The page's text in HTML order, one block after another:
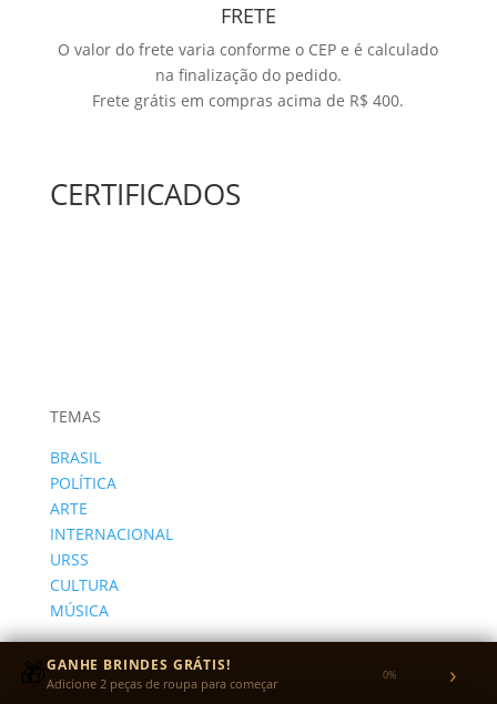
FRETE
O valor do frete varia conforme o CEP e é calculado
na finalização do pedido.
Frete grátis em compras acima de R$ 400.
CERTIFICADOS
TEMAS
BRASIL
POLÍTICA
ARTE
INTERNACIONAL
URSS
CULTURA
MÚSICA
DESENVOLVIDO POR:
🎁GANHE BRINDES GRÁTIS!
Adicione 2 peças de roupa para começar 0% ›